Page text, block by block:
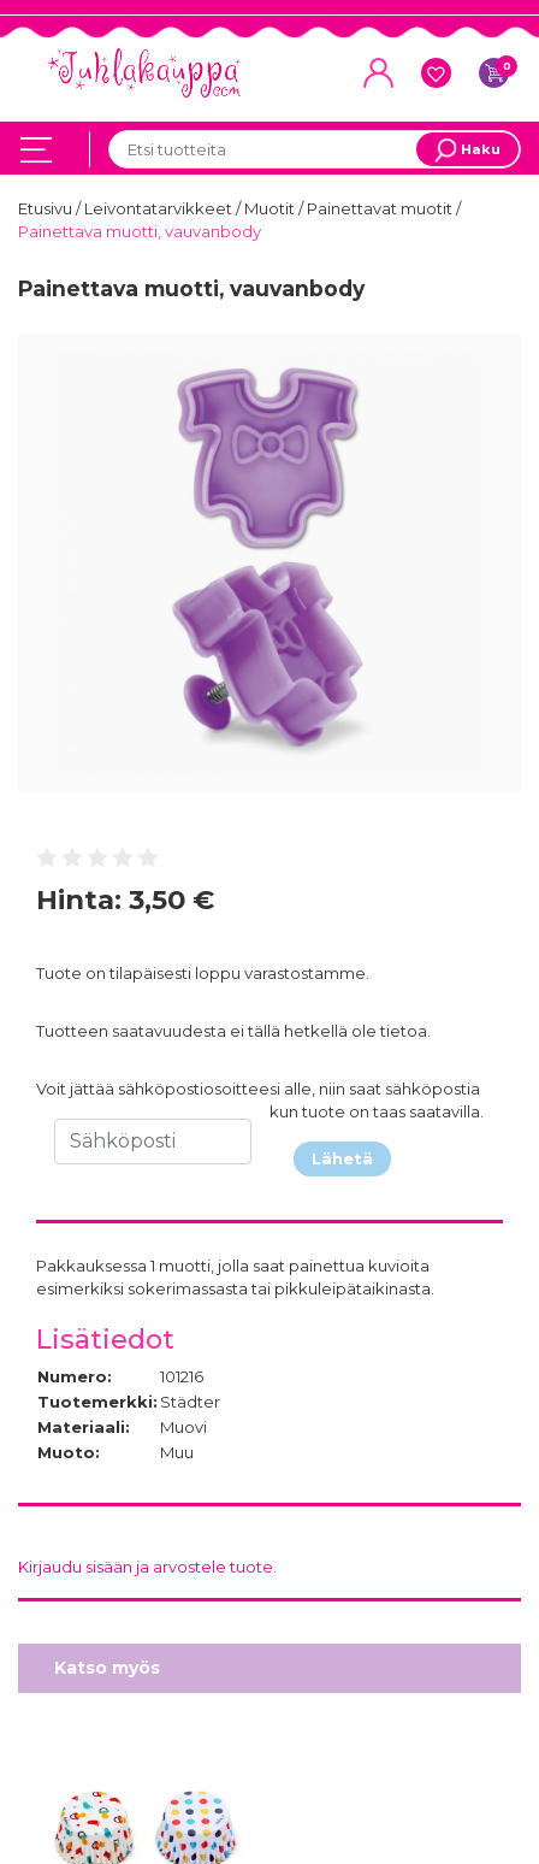
0
Haku
Etusivu /Leivontatarvikkeet/Muotit/Painettavat muotit/
Painettava muotti, vauvanbody
Painettava muotti, vauvanbody
Hinta: 3,50 €
Tuote on tilapäisesti loppu varastostamme.
Tuotteen saatavuudesta ei tällä hetkellä ole tietoa.
Voit jättää sähköpostiosoitteesi alle, niin saat sähköpostia
kun tuote on taas saatavilla.
Lähetä
Pakkauksessa 1 muotti, jolla saat painettua kuvioita
esimerkiksi sokerimassasta tai pikkuleipätaikinasta.
Lisätiedot
Numero:
101216
Tuotemerkki: Städter
Materiaali:
Muovi
Muoto:
Muu
Kirjaudu sisään ja arvostele tuote.
Katso myös